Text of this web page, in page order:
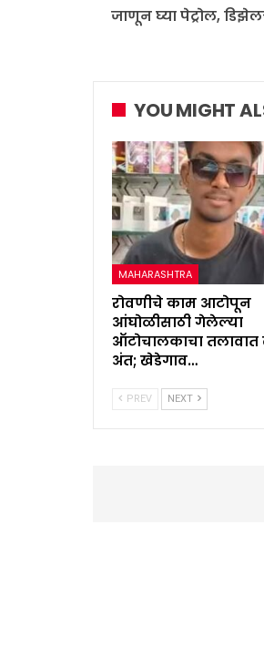
जाणून घ्या पेट्रोल,
YOU MIGHT
MAHARASHTRA
रोवणीचे काम आटोपून
आंघोळीसाठी गेलेल्या
ऑटोचालकाचा तलावात
अंत; खेडेगाव…
PREV NEXT